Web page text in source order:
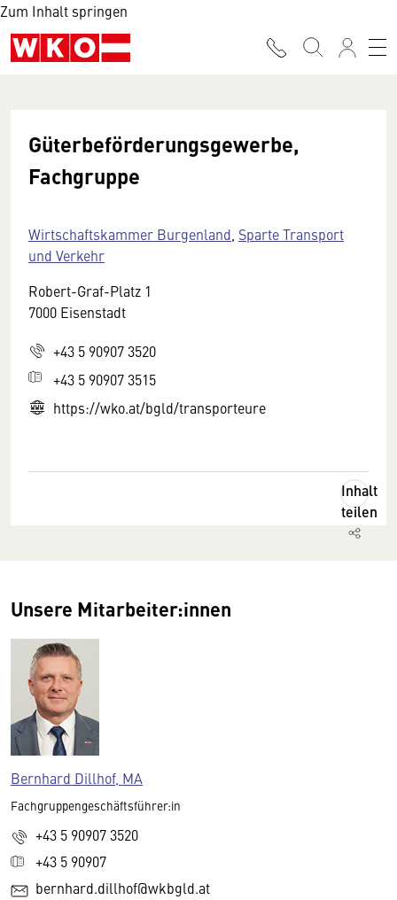
Zum Inhalt springen
Güterbeförderungsgewerbe,
Fachgruppe
Wirtschaftskammer Burgenland Sparte Transport
und Verkehr
Robert-Graf-Platz 1
7000 Eisenstadt
+43 5 90907 3520
+43 5 90907 3515
https://wko.at/bgld/transporteure
Inhalt
teilen
Unsere Mitarbeiter:innen
Bernhard Dillhof, MA
Fachgruppengeschäftsführer:in
+43 5 90907 3520
+43 5 90907
bernhard.dillhof@wkbgld.at